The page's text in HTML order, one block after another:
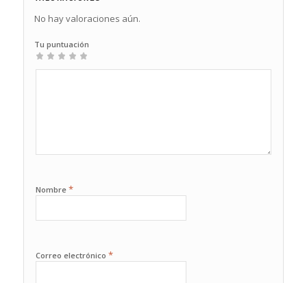
No hay valoraciones aún.
Tu puntuación
1
2
3
4
5
Nombre *
Correo electrónico *